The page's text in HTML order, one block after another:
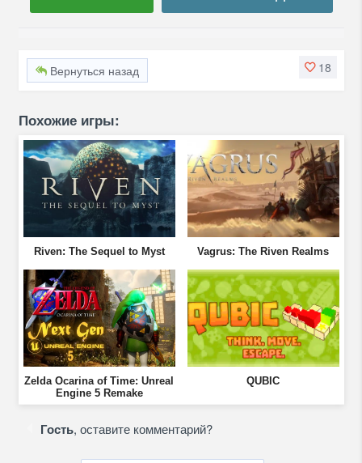
18
Вернуться назад
Похожие игры:
Riven: The Sequel to Myst Vagrus: The Riven Realms
Zelda Ocarina of Time: Unreal
Engine 5 Remake
QUBIC
Гость, оставите комментарий?